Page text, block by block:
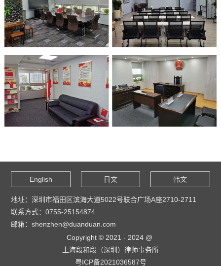
English 日文 韩文
地址：深圳市福田区滨海大道5022号联合广场A座2710-2711
联系方式：0755-25154874
邮箱：shenzhen@duanduan.com
Copyright © 2021 - 2024 @
上海段和段（深圳）律师事务所
粤ICP备2021036587号